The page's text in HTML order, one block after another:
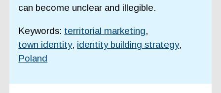
can become unclear and illegible.
Keywords: territorial marketing,
town identity, identity building strategy,
Poland